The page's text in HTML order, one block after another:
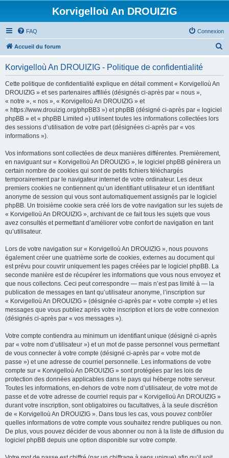
Korvigelloù An DROUIZIG
FAQ Connexion
Accueil du forum
Korvigelloù An DROUIZIG - Politique de confidentialité
Cette politique de confidentialité explique en détail comment « Korvigelloù An
DROUIZIG » et ses partenaires affiliés (désignés ci-après par « nous »,
« notre », « nos », « Korvigelloù An DROUIZIG » et
« https://www.drouizig.org/phpBB3 ») et phpBB (désigné ci-après par « logiciel
phpBB » et « phpBB Limited ») utilisent toutes les informations collectées lors
des sessions d’utilisation de votre part (désignées ci-après par « vos
informations »).
Vos informations sont collectées de deux manières différentes. Premièrement,
en naviguant sur « Korvigelloù An DROUIZIG », le logiciel phpBB génèrera un
certain nombre de cookies qui sont de petits fichiers téléchargés
temporairement par le navigateur internet de votre ordinateur. Les deux
premiers cookies ne contiennent qu’un identifiant utilisateur et un identifiant
anonyme de session qui vous sont automatiquement assignés par le logiciel
phpBB. Un troisième cookie sera créé lors de votre navigation sur les sujets de
« Korvigelloù An DROUIZIG », archivant de ce fait tous les sujets que vous
avez consultés et permettant d’améliorer votre confort de navigation en tant
qu’utilisateur.
Lors de votre navigation sur « Korvigelloù An DROUIZIG », nous pouvons
également créer une quatrième sorte de cookies, externes au document qui
est prévu pour couvrir uniquement les pages créées par le logiciel phpBB. La
seconde manière est de récupérer les informations que vous nous envoyez et
que nous collectons. Ceci peut correspondre — mais n’est pas limité à — la
publication de messages en tant qu’utilisateur anonyme, l’inscription sur
« Korvigelloù An DROUIZIG » (désignée ci-après par « votre compte ») et les
messages que vous publiez après votre inscription et lors de votre connexion
(désignés ci-après par « vos messages »).
Votre compte contiendra au minimum un identifiant unique (désigné ci-après
par « votre nom d’utilisateur ») et un mot de passe personnel vous permettant
de vous connecter à votre compte (désigné ci-après par « votre mot de
passe ») et une adresse de courriel personnelle. Les informations de votre
compte sur « Korvigelloù An DROUIZIG » sont protégées par les lois de
protection des données applicables dans le pays qui héberge notre serveur.
Toutes les informations, en-dehors de votre nom d’utilisateur, de votre mot de
passe et de votre adresse de courriel requis par « Korvigelloù An DROUIZIG »
durant votre inscription, sont obligatoires ou facultatives, à la seule discrétion
de « Korvigelloù An DROUIZIG ». Dans tous les cas, vous pouvez contrôler
quelles informations de votre compte vous souhaitez rendre publiques ou non.
De plus, vous pouvez décider de vous abonner ou non à la liste de diffusion du
logiciel phpBB depuis une option disponible sur votre compte.